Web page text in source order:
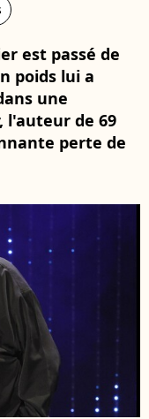
est passé de
poids lui a
une
l'auteur de 69
perte de